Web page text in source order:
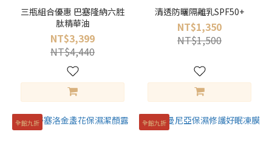
三瓶組合優惠 巴塞隆納六胜
肽精華油
NT$3,399
NT$4,440
清透防曬隔離乳SPF50+
NT$1,350
NT$1,500
全館九折 全館九折